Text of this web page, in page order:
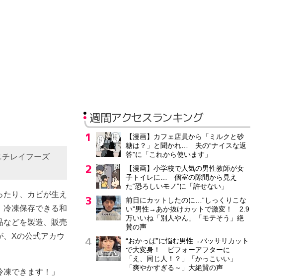
レイフーズ
り、カビが生え
冷凍保存できる和
などを製造、販売
、Xの公式アカウ
できます！」
週間アクセスランキング
【漫画】カフェ店員から「ミルクと砂
糖は？」と聞かれ… 夫の“ナイスな返
答”に「これから使います」
【漫画】小学校で人気の男性教師が女
子トイレに… 個室の隙間から見え
た“恐ろしいモノ”に「許せない」
前日にカットしたのに…“しっくりこな
い”男性→あか抜けカットで激変！ 2.9
万いいね「別人やん」「モテそう」絶
賛の声
“おかっぱ”に悩む男性→バッサリカット
で大変身！ ビフォーアフターに
「え、同じ人！？」「かっこいい」
「爽やかすぎる～」大絶賛の声